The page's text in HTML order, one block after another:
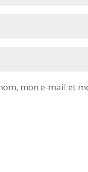
mon e-mail et